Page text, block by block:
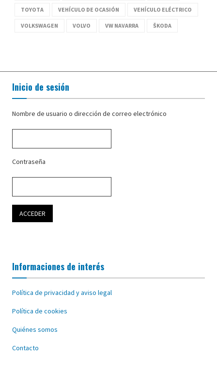
TOYOTA VEHÍCULO DE OCASIÓN VEHÍCULO ELÉCTRICO
VOLKSWAGEN VOLVO VW NAVARRA ŠKODA
Inicio de sesión
Nombre de usuario o dirección de correo electrónico
Contraseña
Informaciones de interés
Política de privacidad y aviso legal
Política de cookies
Quiénes somos
Contacto